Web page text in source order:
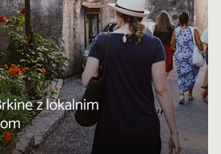
z lokalnim